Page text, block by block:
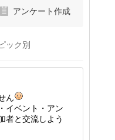
アンケート作成
ック別
ん
イベント・アン
者と交流しよう